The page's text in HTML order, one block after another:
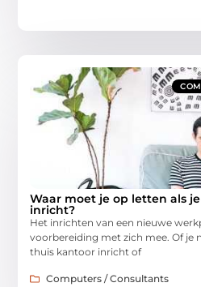
Waar moet je op letten als
inricht?
Het inrichten van een nieuwe
voorbereiding met zich mee. Of je
thuis kantoor inricht of
Computers / Consultants